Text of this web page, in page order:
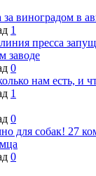
виноградом в
1
пресса
заводе
0
нам есть, и
1
0
для собак! 27
0